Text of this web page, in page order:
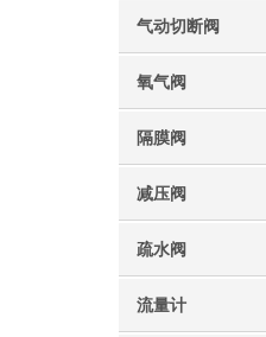
气动切断阀
氧气阀
隔膜阀
减压阀
疏水阀
流量计